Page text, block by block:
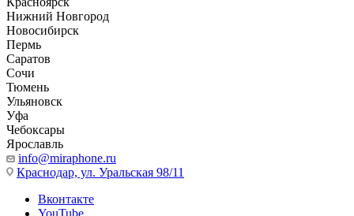
Нижний Новгород
Новосибирск
Пермь
Саратов
Сочи
Тюмень
Ульяновск
Уфа
Чебоксары
Ярославль
info@miraphone.ru
Краснодар, ул. Уральская 98/11
Вконтакте
YouTube